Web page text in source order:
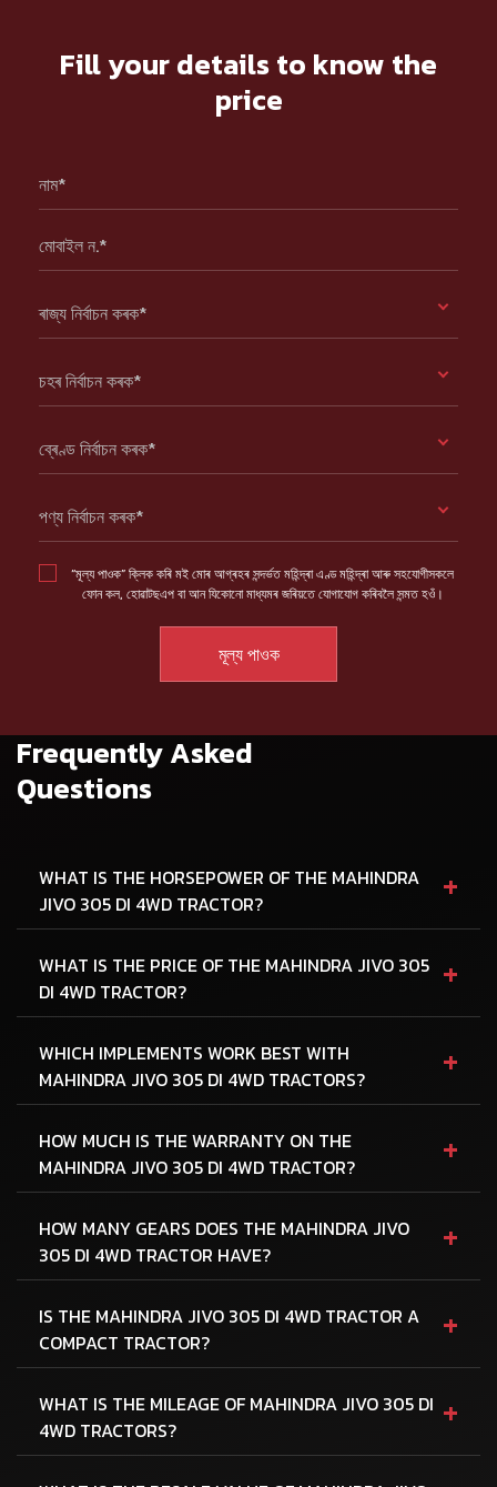
Fill your details to know the
price
নাম*
মোবাইল ন.*
ৰাজ্য নিৰ্বাচন কৰক*
চহৰ নিৰ্বাচন কৰক*
ব্ৰেণ্ড নিৰ্বাচন কৰক*
পণ্য নিৰ্বাচন কৰক*
“মূল্য পাওক” ক্লিক কৰি মই মোৰ আগ্ৰহৰ সন্দৰ্ভত মহিন্দ্ৰা এণ্ড মহিন্দ্ৰা আৰু সহযোগীসকলে
ফোন কল, হোৱাটছএপ বা আন যিকোনো মাধ্যমৰ জৰিয়তে যোগাযোগ কৰিবলৈ সন্মত হওঁ।
Frequently Asked
Questions
WHAT IS THE HORSEPOWER OF THE MAHINDRA
JIVO 305 DI 4WD TRACTOR?
+
WHAT IS THE PRICE OF THE MAHINDRA JIVO 305
DI 4WD TRACTOR?
+
WHICH IMPLEMENTS WORK BEST WITH
MAHINDRA JIVO 305 DI 4WD TRACTORS?
+
HOW MUCH IS THE WARRANTY ON THE
MAHINDRA JIVO 305 DI 4WD TRACTOR?
+
HOW MANY GEARS DOES THE MAHINDRA JIVO
305 DI 4WD TRACTOR HAVE?
+
IS THE MAHINDRA JIVO 305 DI 4WD TRACTOR A
COMPACT TRACTOR?
+
WHAT IS THE MILEAGE OF MAHINDRA JIVO 305 DI
4WD TRACTORS?
+